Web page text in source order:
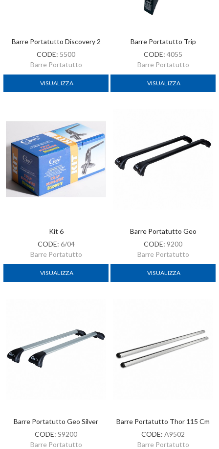
Barre Portatutto Discovery 2
CODE: 5500
Barre Portatutto
VISUALIZZA
Barre Portatutto Trip
CODE: 4055
Barre Portatutto
VISUALIZZA
Kit 6
CODE: 6/04
Barre Portatutto
VISUALIZZA
Barre Portatutto Geo
CODE: 9200
Barre Portatutto
VISUALIZZA
Barre Portatutto Geo Silver
CODE: S9200
Barre Portatutto
Barre Portatutto Thor 115 Cm
CODE: A9502
Barre Portatutto